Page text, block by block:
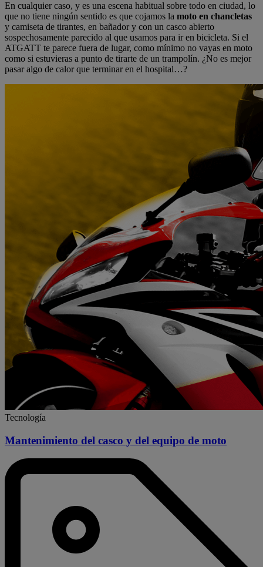
En cualquier caso, y es una escena habitual sobre todo en ciudad, lo
que no tiene ningún sentido es que cojamos la moto en chancletas
y camiseta de tirantes, en bañador y con un casco abierto
sospechosamente parecido al que usamos para ir en bicicleta. Si el
ATGATT te parece fuera de lugar, como mínimo no vayas en moto
como si estuvieras a punto de tirarte de un trampolín. ¿No es mejor
pasar algo de calor que terminar en el hospital…?
Tecnología
Mantenimiento del casco y del equipo de moto